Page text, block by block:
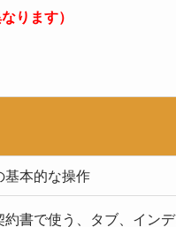
ります）
基本的な操作
約書で使う、タブ、イン